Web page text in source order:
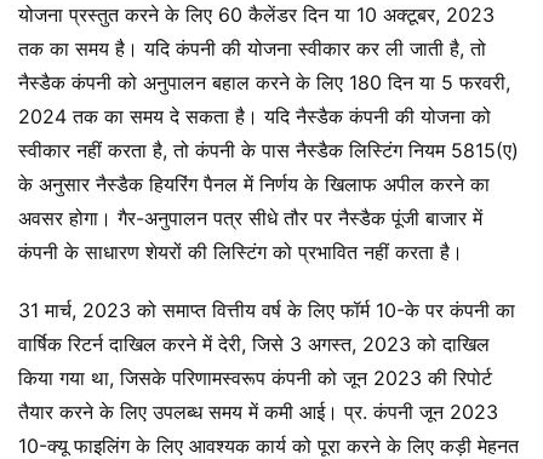
योजना प्रस्तुत करने के लिए 60 कैलेंडर दिन या 10 अक्टूबर, 2023
तक का समय है। यदि कंपनी की योजना स्वीकार कर ली जाती है, तो
नैस्डैक कंपनी को अनुपालन बहाल करने के लिए 180 दिन या 5 फरवरी,
2024 तक का समय दे सकता है। यदि नैस्डैक कंपनी की योजना को
स्वीकार नहीं करता है, तो कंपनी के पास नैस्डैक लिस्टिंग नियम 5815(ए)
के अनुसार नैस्डैक हियरिंग पैनल में निर्णय के खिलाफ अपील करने का
अवसर होगा। गैर-अनुपालन पत्र सीधे तौर पर नैस्डैक पूंजी बाजार में
कंपनी के साधारण शेयरों की लिस्टिंग को प्रभावित नहीं करता है।
31 मार्च, 2023 को समाप्त वित्तीय वर्ष के लिए फॉर्म 10-के पर कंपनी का
वार्षिक रिटर्न दाखिल करने में देरी, जिसे 3 अगस्त, 2023 को दाखिल
किया गया था, जिसके परिणामस्वरूप कंपनी को जून 2023 की रिपोर्ट
तैयार करने के लिए उपलब्ध समय में कमी आई। प्र. कंपनी जून 2023
10-क्यू फाइलिंग के लिए आवश्यक कार्य को पूरा करने के लिए कड़ी मेहनत